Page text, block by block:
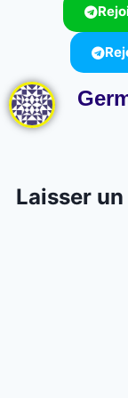
Laisser